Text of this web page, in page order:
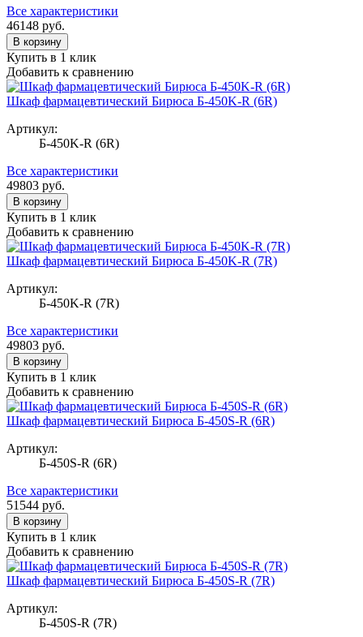
Все характеристики
46148 руб.
В корзину
Купить в 1 клик
Добавить к сравнению
Шкаф фармацевтический Бирюса Б-450K-R (6R)
Артикул:
Б-450K-R (6R)
Все характеристики
49803 руб.
В корзину
Купить в 1 клик
Добавить к сравнению
Шкаф фармацевтический Бирюса Б-450K-R (7R)
Артикул:
Б-450K-R (7R)
Все характеристики
49803 руб.
В корзину
Купить в 1 клик
Добавить к сравнению
Шкаф фармацевтический Бирюса Б-450S-R (6R)
Артикул:
Б-450S-R (6R)
Все характеристики
51544 руб.
В корзину
Купить в 1 клик
Добавить к сравнению
Шкаф фармацевтический Бирюса Б-450S-R (7R)
Артикул:
Б-450S-R (7R)